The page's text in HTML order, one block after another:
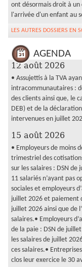
ont désormais droit à un
l'arrivée d'un enfant au
LES AUTRES DOSSIERS EN
AGENDA
12 août 2026
• Assujettis à la TVA
intracommunautaires :
des clients ainsi que, le
DEB) et de la
intervenues en juillet
15 août 2026
• Employeurs de moins
trimestriel des
sur les salaires : DSN
11 salariés n’ayant pas
sociales et employeurs
juillet 2026 et paiement
juillet 2026 ainsi que de
salaires.• Employeurs
de la paie : DSN de
les salaires de juillet
ces salaires.•
clos leur exercice le 30